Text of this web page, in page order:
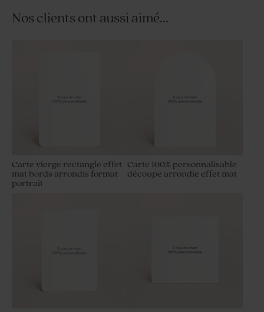
Nos clients ont aussi aimé...
Carte vierge rectangle effet
mat bords arrondis format
portrait
Carte 100% personnalisable
découpe arrondie effet mat